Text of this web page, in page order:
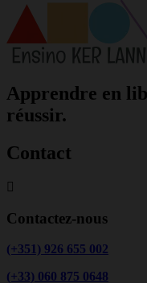
Apprendre en
réussir.
Contact
Contactez-nous
(+351) 926 655 002
(+33) 060 875 0648